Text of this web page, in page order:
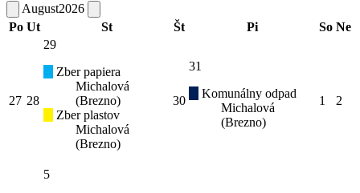
August2026
Po Ut St Št Pi So Ne
27 28
29
Zber papiera
Michalová
(Brezno)
Zber plastov
Michalová
(Brezno)
30
31
Komunálny odpad
Michalová
(Brezno)
1 2
5